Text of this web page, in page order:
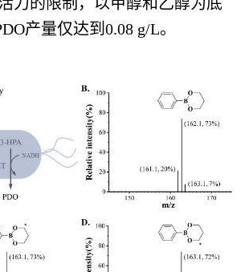
产量仅达到0.08 g/L。